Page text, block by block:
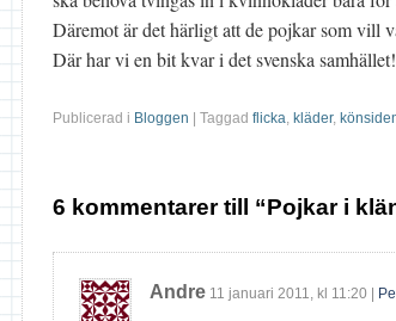
Däremot är det härligt att de pojkar som vill
Där har vi en bit kvar i det svenska samhället!
Publicerad i Bloggen | Taggad flicka, kläder,
6 kommentarer till “Pojkar i
Andre 11 januari 2011, kl 11:20